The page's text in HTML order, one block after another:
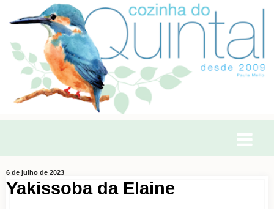
6 de julho de 2023
Yakissoba da Elaine